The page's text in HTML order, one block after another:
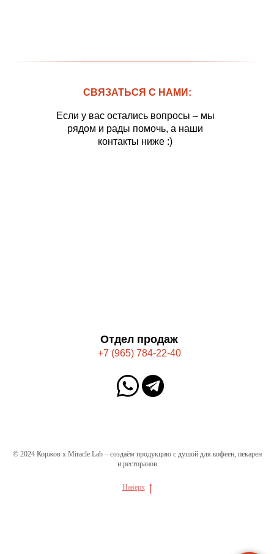
СВЯЗАТЬСЯ С НАМИ:
Если у вас остались вопросы – мы
рядом и рады помочь, а наши
контакты ниже :)
+7 (965) 784-22-40
Отдел продаж
© 2024 Коржов х Miracle Lab – создаём продукцию с душой для кофеен, пекарен
и ресторанов
Наверх